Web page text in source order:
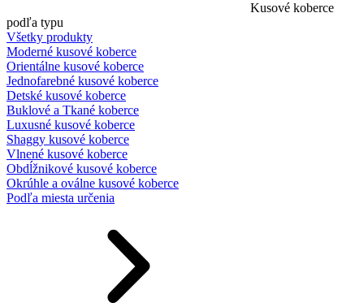
Kusové koberce
podľa typu
Všetky produkty
Moderné kusové koberce
Orientálne kusové koberce
Jednofarebné kusové koberce
Detské kusové koberce
Buklové a Tkané koberce
Luxusné kusové koberce
Shaggy kusové koberce
Vlnené kusové koberce
Obdĺžnikové kusové koberce
Okrúhle a oválne kusové koberce
Podľa miesta určenia